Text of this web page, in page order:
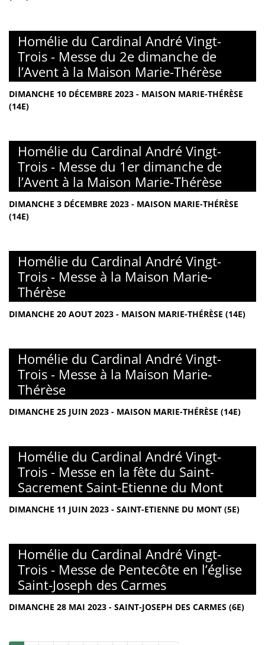
Homélie du Cardinal André Vingt-
Trois - Messe du 2e dimanche de
l’Avent à la Maison Marie-Thérèse
DIMANCHE 10 DÉCEMBRE 2023 - MAISON MARIE-THÉRÈSE
(14E)
Homélie du Cardinal André Vingt-
Trois - Messe du 1er dimanche de
l’Avent à la Maison Marie-Thérèse
DIMANCHE 3 DÉCEMBRE 2023 - MAISON MARIE-THÉRÈSE
(14E)
Homélie du Cardinal André Vingt-
Trois - Messe à la Maison Marie-
Thérèse
DIMANCHE 20 AOUT 2023 - MAISON MARIE-THÉRÈSE (14E)
Homélie du Cardinal André Vingt-
Trois - Messe à la Maison Marie-
Thérèse
DIMANCHE 25 JUIN 2023 - MAISON MARIE-THÉRÈSE (14E)
Homélie du Cardinal André Vingt-
Trois - Messe en la fête du Saint-
Sacrement Saint-Etienne du Mont
DIMANCHE 11 JUIN 2023 - SAINT-ETIENNE DU MONT (5E)
Homélie du Cardinal André Vingt-
Trois - Messe de Pentecôte en l’église
Saint-Joseph des Carmes
DIMANCHE 28 MAI 2023 - SAINT-JOSEPH DES CARMES (6E)